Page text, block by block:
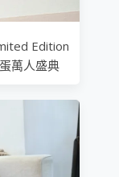
Edition
萬人盛典